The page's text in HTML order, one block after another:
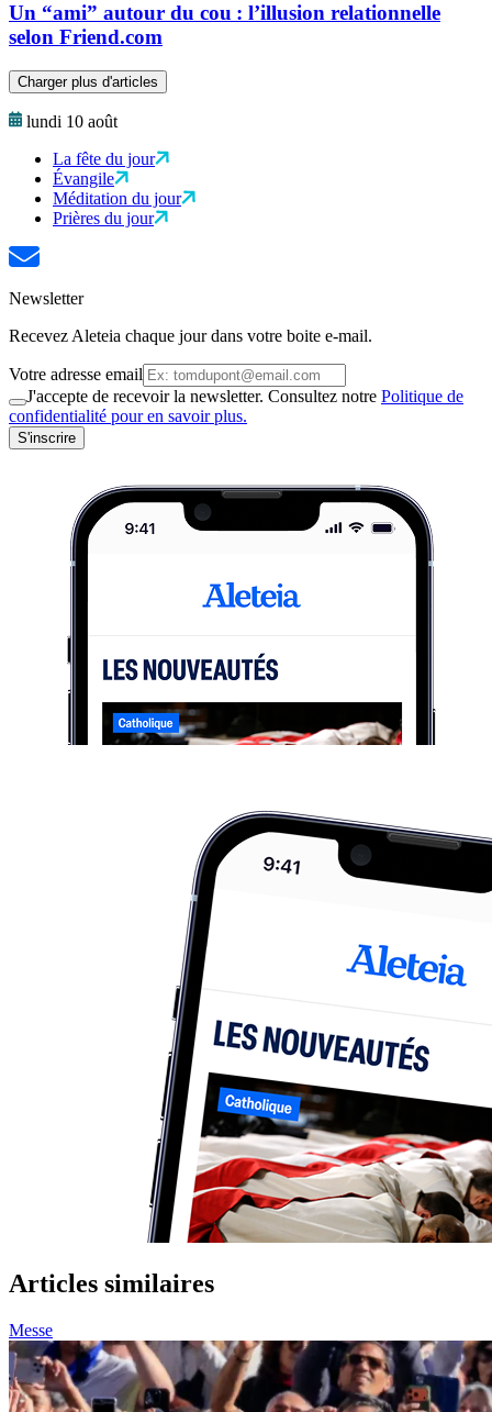
Un “ami” autour du cou : l’illusion relationnelle
selon Friend.com
Charger plus d'articles
lundi 10 août
La fête du jour
Évangile
Méditation du jour
Prières du jour
Newsletter
Recevez Aleteia chaque jour dans votre boite e-mail.
Votre adresse email
J'accepte de recevoir la newsletter. Consultez notre Politique de
confidentialité pour en savoir plus.
S'inscrire
Articles similaires
Messe